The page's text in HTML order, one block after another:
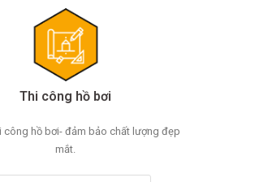
Thi công hồ bơi
công hồ bơi- đảm bảo chất lượng đẹp
mắt.